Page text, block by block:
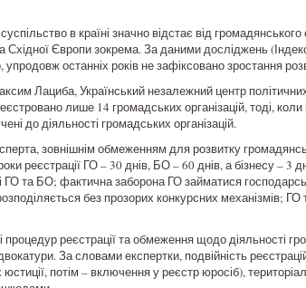
в країні значно відстає від
Східної Європи зокрема. За даними досліджень
упродовж останніх років не зафіксовано зростання
Лациба, Український незалежний центр
лише 14 громадських організацій, тоді,
до діяльності громадських організацій.
зовнішнім обмеженням для розвитку
реєстрації ГО – 30 днів, БО – 60 днів, а бізнесу – 3
ГО та БО; фактична заборона ГО займатися
без прозорих конкурсних механізмів;
реєстрації та обмеження щодо діяльності
За словами експертки, подвійність
потім – включення у реєстр юросіб),